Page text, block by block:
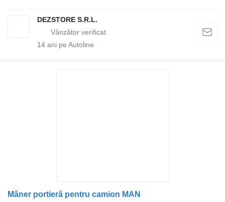
DEZSTORE S.R.L.
14 ani pe Autoline
Mâner portieră pentru camion MAN